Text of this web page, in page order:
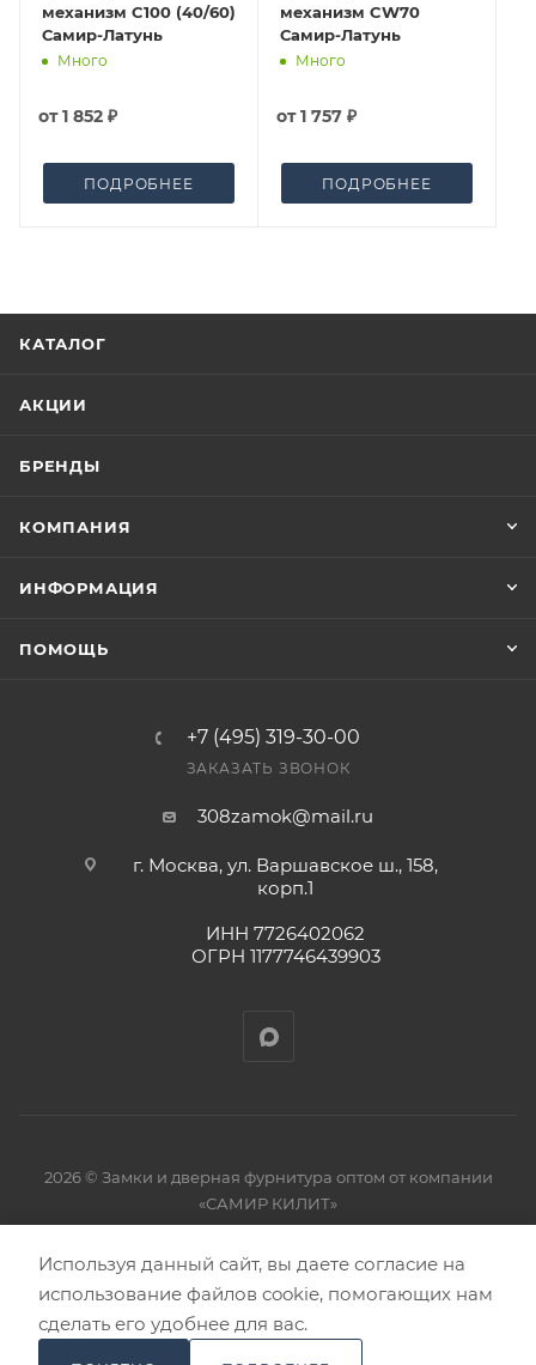
механизм C100 (40/60)
Самир-Латунь
Много
от1 852 ₽
ПОДРОБНЕЕ
механизм CW70
Самир-Латунь
Много
от1 757 ₽
ПОДРОБНЕЕ
Используя данный сайт, вы даете согласие на
использование файлов cookie, помогающих нам
сделать его удобнее для вас.
КАТАЛОГ
АКЦИИ
БРЕНДЫ
КОМПАНИЯ
ИНФОРМАЦИЯ
ПОМОЩЬ
+7 (495) 319-30-00
ЗАКАЗАТЬ ЗВОНОК
308zamok@mail.ru
г. Москва, ул. Варшавское ш., 158,
корп.1
ИНН 7726402062
ОГРН 1177746439903
2026 © Замки и дверная фурнитура оптом от компании
«САМИР КИЛИТ»